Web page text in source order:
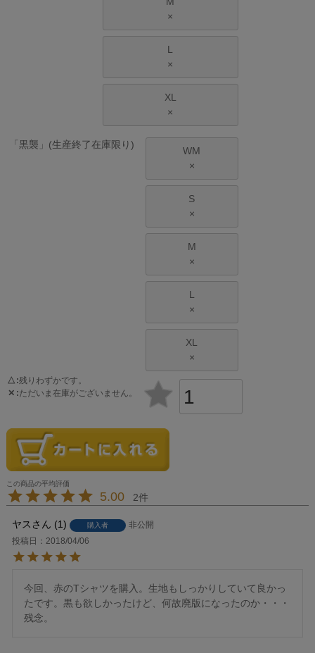
×
L
×
XL
×
「黒襲」(生産終了在庫限り)
WM
×
S
×
M
×
L
×
XL
×
△ 残りわずかです。
✕ ただいま在庫がございません。
5.00 2
ヤス 1 購入者
非公開
投稿日
2018/04/06
今回、赤のTシャツを購入。生地もしっかりしていて良かっ
たです。黒も欲しかったけど、何故廃版になったのか・・・
残念。